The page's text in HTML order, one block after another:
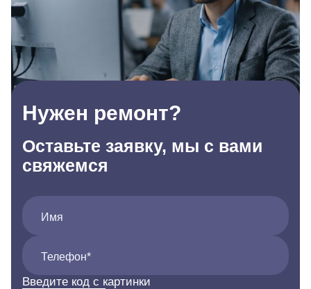
Нужен ремонт?
Оставьте заявку, мы с вами
свяжемся
Имя
Телефон*
Введите код с картинки